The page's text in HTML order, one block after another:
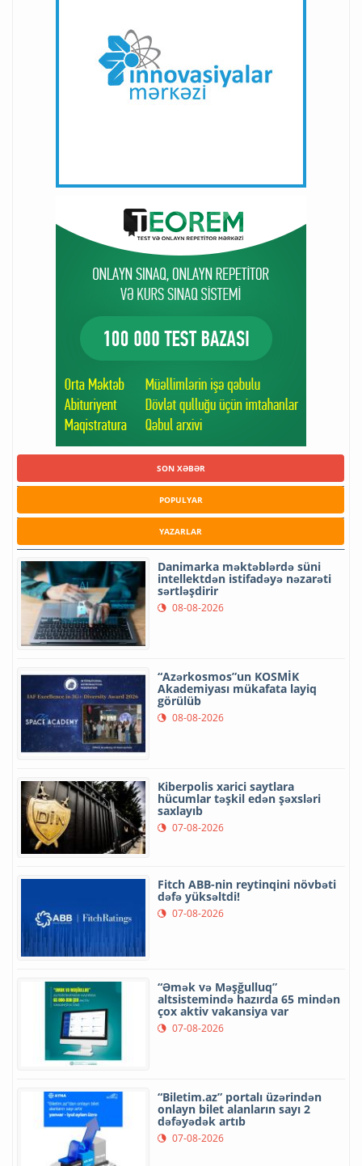
SON XƏBƏR
POPULYAR
YAZARLAR
Danimarka məktəblərdə süni
intellektdən istifadəyə nəzarəti
sərtləşdirir
08-08-2026
“Azərkosmos”un KOSMİK
Akademiyası mükafata layiq
görülüb
08-08-2026
Kiberpolis xarici saytlara
hücumlar təşkil edən şəxsləri
saxlayıb
07-08-2026
Fitch ABB-nin reytinqini növbəti
dəfə yüksəltdi!
07-08-2026
“Əmək və Məşğulluq”
altsistemində hazırda 65 mindən
çox aktiv vakansiya var
07-08-2026
“Biletim.az” portalı üzərindən
onlayn bilet alanların sayı 2
dəfəyədək artıb
07-08-2026